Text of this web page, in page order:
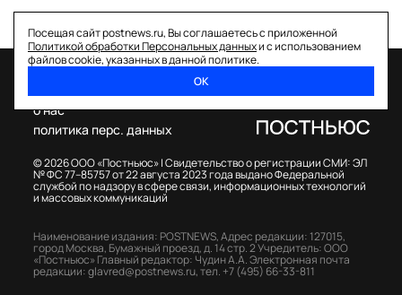
Посещая сайт postnews.ru, Вы соглашаетесь с приложенной
Политикой обработки Персональных данныхи с использованием
файлов cookie, указанных в данной политике.
ОК
© 2026 ООО «Постньюс» |Свидетельство о регистрации СМИ: ЭЛ
№ ФС 77–85757 от 22 августа 2023 года выдано Федеральной
службой по надзору в сфере связи, информационных технологий
и массовых коммуникаций
о нас
политика перс. данных
Наименование издания: POSTNEWS,Адрес редакции: 127015,
город Москва, Бумажный проезд, д. 14 стр. 2Учредитель: ООО
«Постньюс» Главный редактор: Чудин А.А.Электронная почта
редакции:glavred@postnews.ru,тел. +7 (495) 66-33-811